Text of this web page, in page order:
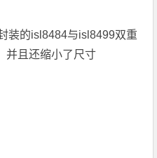
装的isl8484与isl8499双重
并且还缩小了尺寸